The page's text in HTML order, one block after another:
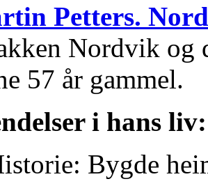
Petters.
Nordvik og
57 år gammel.
i hans liv:
Bygde